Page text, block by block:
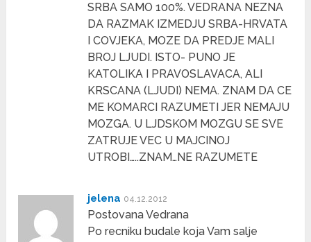
SRBA SAMO 100%. VEDRANA NEZNA
DA RAZMAK IZMEDJU SRBA-HRVATA
I COVJEKA, MOZE DA PREDJE MALI
BROJ LJUDI. ISTO- PUNO JE
KATOLIKA I PRAVOSLAVACA, ALI
KRSCANA (LJUDI) NEMA. ZNAM DA CE
ME KOMARCI RAZUMETI JER NEMAJU
MOZGA. U LJDSKOM MOZGU SE SVE
ZATRUJE VEC U MAJCINOJ
UTROBI…..ZNAM…NE RAZUMETE
jelena 04.12.2012
Postovana Vedrana
Po recniku budale koja Vam salje